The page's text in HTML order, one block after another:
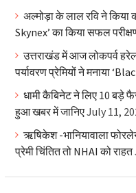
अल्मोड़ा के लाल रवि ने किया
Skynex’ का किया सफल
उत्तराखंड में आज लोकपर्व
पर्यावरण प्रेमियों ने मनाया
धामी कैबिनेट ने लिए 10 बड़े
हुआ खबर में जानिएJuly 11,
ऋषिकेश -भानियावाला
प्रेमी चिंतित तो NHAI को राहत